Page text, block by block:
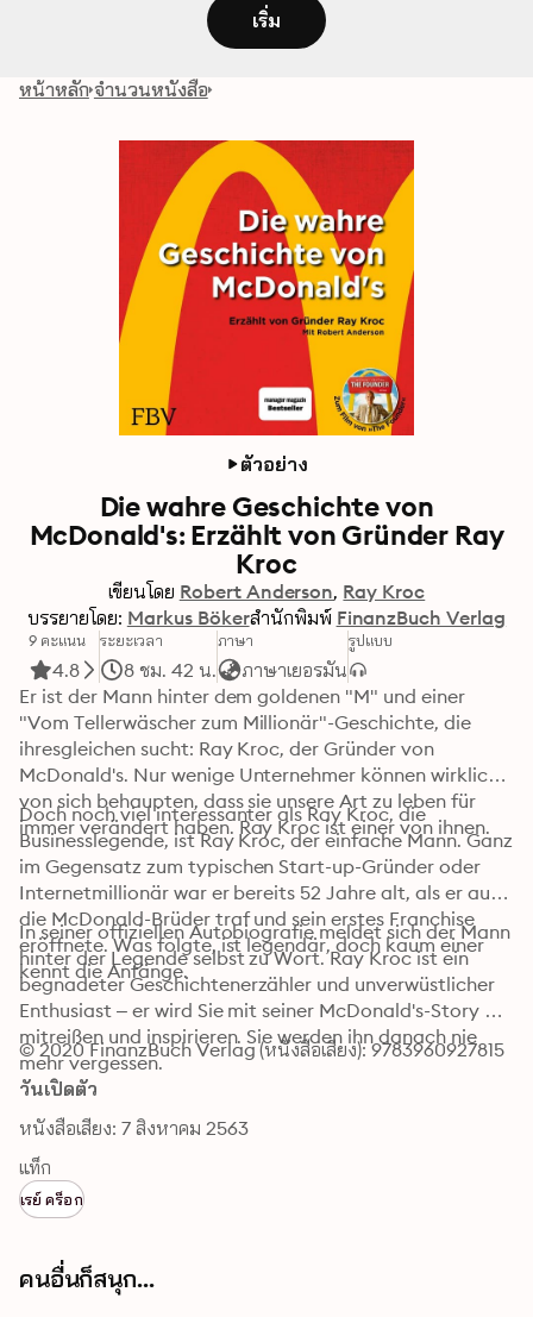
เริ่ม
หน้าหลัก จำนวนหนังสือ
ตัวอย่าง
Die wahre Geschichte von
McDonald's: Erzählt von Gründer Ray
Kroc
เขียนโดย Robert Anderson Ray Kroc
บรรยายโดย: Markus Bökerสำนักพิมพ์ FinanzBuch Verlag
9 คะแนน
4.8
ระยะเวลา
8 ชม. 42 น.
ภาษา
ภาษาเยอรมัน
รูปแบบ
Er ist der Mann hinter dem goldenen "M" und einer
"Vom Tellerwäscher zum Millionär"-Geschichte, die
ihresgleichen sucht: Ray Kroc, der Gründer von
McDonald's. Nur wenige Unternehmer können wirklich
von sich behaupten, dass sie unsere Art zu leben für
immer verändert haben. Ray Kroc ist einer von ihnen.
Doch noch viel interessanter als Ray Kroc, die
Businesslegende, ist Ray Kroc, der einfache Mann. Ganz
im Gegensatz zum typischen Start-up-Gründer oder
Internetmillionär war er bereits 52 Jahre alt, als er auf
die McDonald-Brüder traf und sein erstes Franchise
eröffnete. Was folgte, ist legendär, doch kaum einer
kennt die Anfänge.
In seiner offiziellen Autobiografie meldet sich der Mann
hinter der Legende selbst zu Wort. Ray Kroc ist ein
begnadeter Geschichtenerzähler und unverwüstlicher
Enthusiast – er wird Sie mit seiner McDonald's-Story
mitreißen und inspirieren. Sie werden ihn danach nie
mehr vergessen.
© 2020 FinanzBuch Verlag (หนังสือเสียง): 9783960927815
วันเปิดตัว
หนังสือเสียง: 7 สิงหาคม 2563
แท็ก
เรย์ คร็อก
คนอื่นก็สนุก...